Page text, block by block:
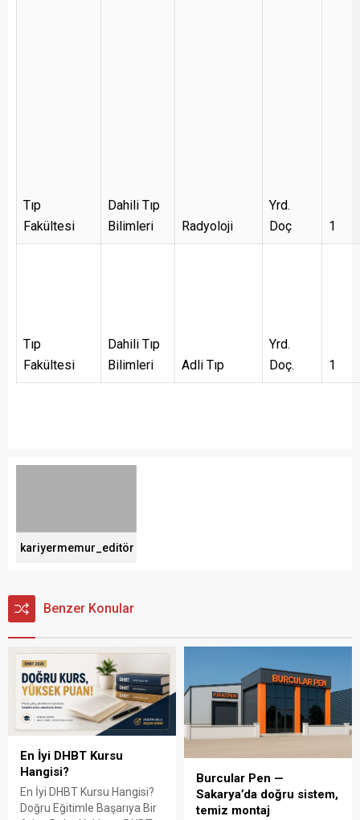
Tıp
Fakültesi
Dahili Tıp
Bilimleri
Radyoloji
Yrd.
Doç
1
Tıp
Fakültesi
Dahili Tıp
Bilimleri
Adli Tıp
Yrd.
Doç.
1
kariyermemur_editör
Benzer Konular
En İyi DHBT Kursu
Hangisi?
En İyi DHBT Kursu Hangisi?
Doğru Eğitimle Başarıya Bir
Burcular Pen —
Sakarya’da doğru sistem,
temiz montaj